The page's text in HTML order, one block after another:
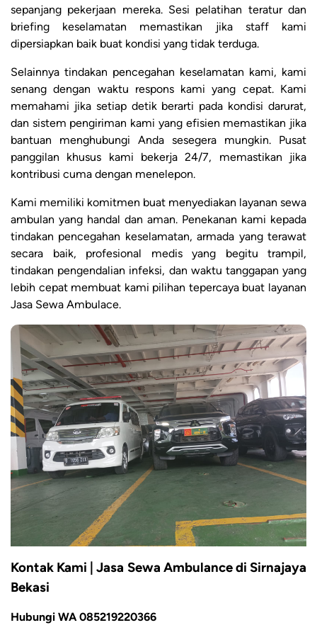
sepanjang pekerjaan mereka. Sesi pelatihan teratur dan
briefing keselamatan memastikan jika staff kami
dipersiapkan baik buat kondisi yang tidak terduga.
Selainnya tindakan pencegahan keselamatan kami, kami
senang dengan waktu respons kami yang cepat. Kami
memahami jika setiap detik berarti pada kondisi darurat,
dan sistem pengiriman kami yang efisien memastikan jika
bantuan menghubungi Anda sesegera mungkin. Pusat
panggilan khusus kami bekerja 24/7, memastikan jika
kontribusi cuma dengan menelepon.
Kami memiliki komitmen buat menyediakan layanan sewa
ambulan yang handal dan aman. Penekanan kami kepada
tindakan pencegahan keselamatan, armada yang terawat
secara baik, profesional medis yang begitu trampil,
tindakan pengendalian infeksi, dan waktu tanggapan yang
lebih cepat membuat kami pilihan tepercaya buat layanan
Jasa Sewa Ambulace.
Kontak Kami | Jasa Sewa Ambulance di Sirnajaya
Bekasi
Hubungi WA 085219220366